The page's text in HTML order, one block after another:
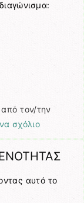
από τον/την
σχόλιο
αυτό το